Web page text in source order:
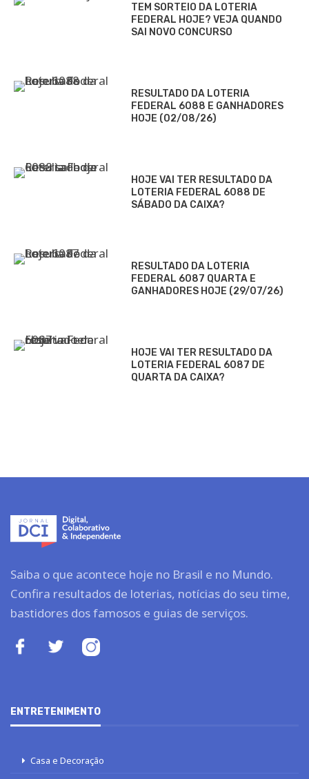
TEM SORTEIO DA LOTERIA
FEDERAL HOJE? VEJA QUANDO
SAI NOVO CONCURSO
RESULTADO DA LOTERIA
FEDERAL 6088 E GANHADORES
HOJE (02/08/26)
HOJE VAI TER RESULTADO DA
LOTERIA FEDERAL 6088 DE
SÁBADO DA CAIXA?
RESULTADO DA LOTERIA
FEDERAL 6087 QUARTA E
GANHADORES HOJE (29/07/26)
HOJE VAI TER RESULTADO DA
LOTERIA FEDERAL 6087 DE
QUARTA DA CAIXA?
Saiba o que acontece hoje no Brasil e no Mundo.
Confira resultados de loterias, notícias do seu time,
bastidores dos famosos e guias de serviços.
ENTRETENIMENTO
Casa e Decoração